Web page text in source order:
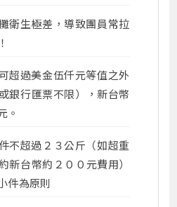
衛生極差，導致團員常拉
超過美金伍仟元等值之外
銀行匯票不限），新台幣
。
不超過２３公斤（如超重
新台幣約２００元費用）
件為原則